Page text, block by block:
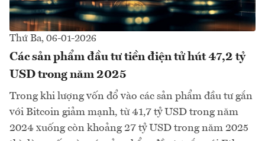
Thứ Ba, 06-01-2026
Các sản phẩm đầu tư tiền điện tử hút 47,2 tỷ
USD trong năm 2025
Trong khi lượng vốn đổ vào các sản phẩm đầu tư gắn
với Bitcoin giảm mạnh, từ 41,7 tỷ USD trong năm
2024 xuống còn khoảng 27 tỷ USD trong năm 2025